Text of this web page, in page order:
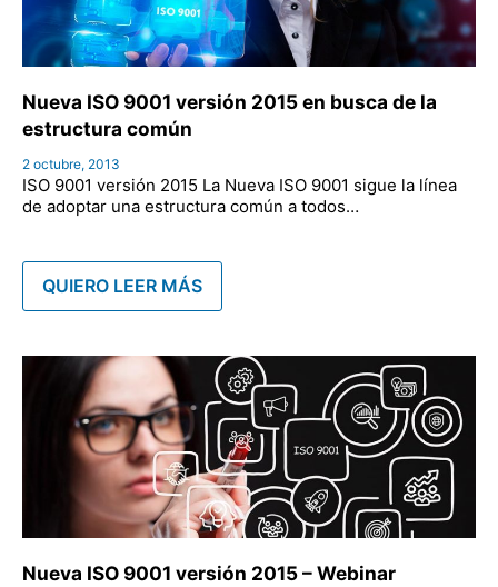
Nueva ISO 9001 versión 2015 en busca de la
estructura común
2 octubre, 2013
ISO 9001 versión 2015 La Nueva ISO 9001 sigue la línea
de adoptar una estructura común a todos…
QUIERO LEER MÁS
Nueva ISO 9001 versión 2015 – Webinar